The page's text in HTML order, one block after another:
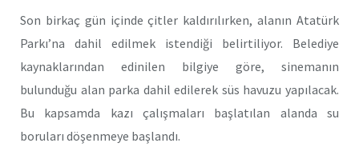
Son birkaç gün içinde çitler kaldırılırken, alanın Atatürk
Parkı’na dahil edilmek istendiği belirtiliyor. Belediye
kaynaklarından edinilen bilgiye göre, sinemanın
bulunduğu alan parka dahil edilerek süs havuzu yapılacak.
Bu kapsamda kazı çalışmaları başlatılan alanda su
boruları döşenmeye başlandı.